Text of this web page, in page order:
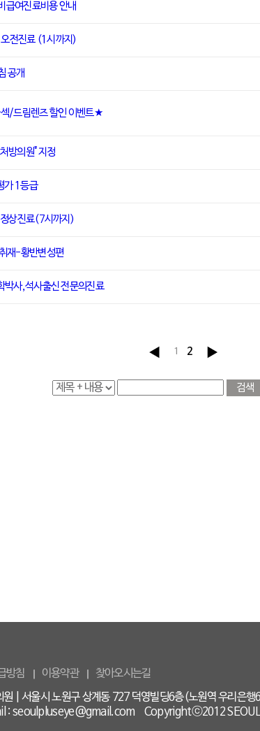
급여진료비용 안내
전진료 (1시까지)
공개
/드림렌즈 할인 이벤트★
방의원" 지정
가 1등급
상진료(7시까지)
재-황반변성편
박사,석사출신 전문의진료
1 2
검색
방침 이용약관
찾아오시는길
원 | 서울시 노원구 상계동 727 덕영빌딩6층(노원역 우리
: seoulpluseye@gmail.com Copyrightⓒ2012 SEOUL